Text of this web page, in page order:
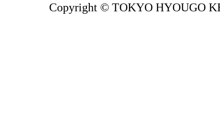
Copyright © TOKYO HYOUGO